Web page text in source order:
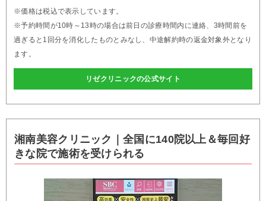
※価格は税込で表示しています。
※予約時間が10時～13時の場合は前日の診療時間内に連絡、3時間前を
過ぎると1回分を消化したものとみなし、中途解約時の返金対象外となり
ます。
リゼクリニックの公式サイト
湘南美容クリニック｜全国に140院以上＆毎回好
きな院で施術を受けられる